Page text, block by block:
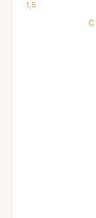
1,5